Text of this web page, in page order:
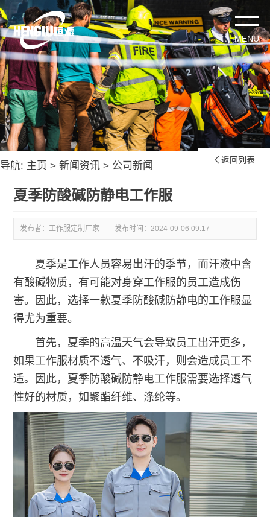
导航: 主页 > 新闻资讯 > 公司新闻  返回列表
夏季防酸碱防静电工作服
发布者：工作服定制厂家 发布时间：2024-09-06 09:17
夏季是工作人员容易出汗的季节，而汗液中含
有酸碱物质，有可能对身穿工作服的员工造成伤
害。因此，选择一款夏季防酸碱防静电的工作服显
得尤为重要。
首先，夏季的高温天气会导致员工出汗更多，
如果工作服材质不透气、不吸汗，则会造成员工不
适。因此，夏季防酸碱防静电工作服需要选择透气
性好的材质，如聚酯纤维、涤纶等。